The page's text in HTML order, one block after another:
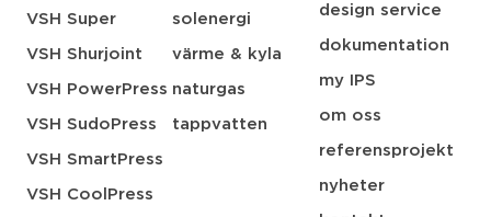
VSH Super
VSH Shurjoint
VSH PowerPress
VSH SudoPress
VSH SmartPress
VSH CoolPress
solenergi
värme & kyla
naturgas
tappvatten
design service
dokumentation
my IPS
om oss
referensprojekt
nyheter